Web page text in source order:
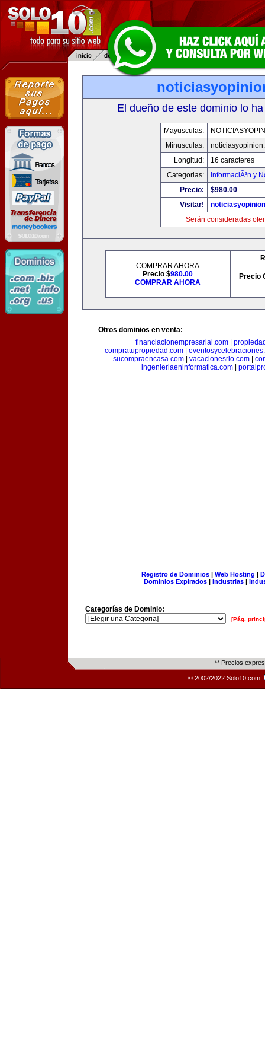
El dueño de este dominio lo
Mayusculas:
Minusculas:
Longitud:
16 caracteres
Categorias:
InformaciÃ³n y
Precio:
$980.00
Visitar!
Serán consideradas
COMPRAR AHORA
Precio $980.00
COMPRAR AHORA
Precio
Otros dominios en venta:
financiacionempresarial.com
compratupropiedad.com
sucompraencasa.com| vacacionesrio.com|
ingenieriaeninformatica.com|
Registro de Dominios| Web Hosting |
Dominios Expirados | Industrias |
Categorías de Dominio:
[Pág.
** Precios
© 2002/2022 Solo10.com